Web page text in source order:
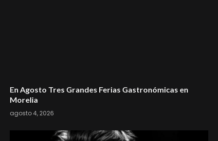
En Agosto Tres Grandes Ferias Gastronómicas en
Morelia
agosto 4, 2026